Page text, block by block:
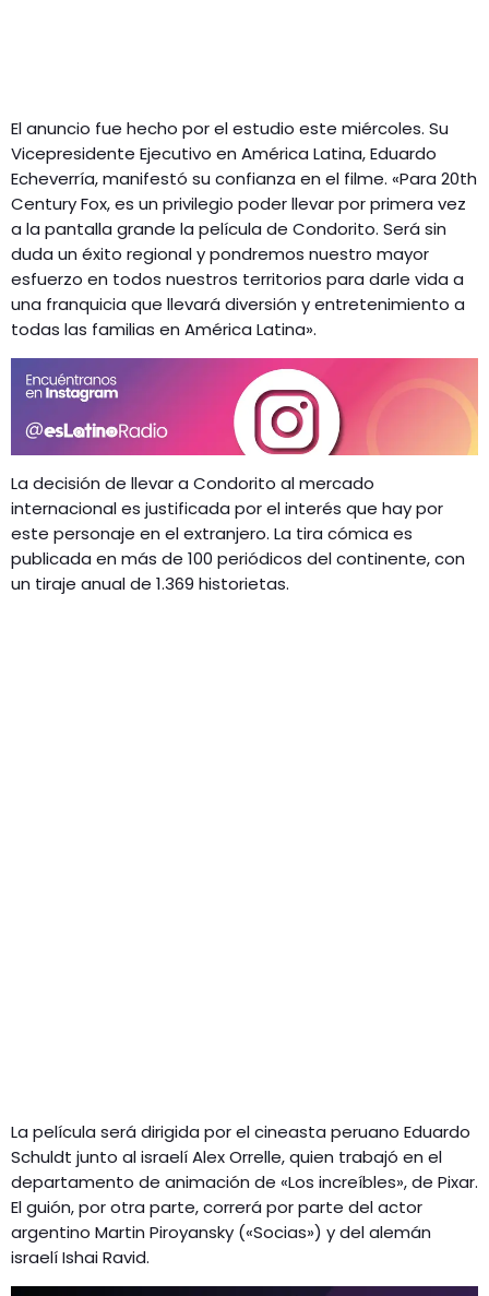
El anuncio fue hecho por el estudio este miércoles. Su
Vicepresidente Ejecutivo en América Latina, Eduardo
Echeverría, manifestó su confianza en el filme. «Para 20th
Century Fox, es un privilegio poder llevar por primera vez
a la pantalla grande la película de Condorito. Será sin
duda un éxito regional y pondremos nuestro mayor
esfuerzo en todos nuestros territorios para darle vida a
una franquicia que llevará diversión y entretenimiento a
todas las familias en América Latina».
La decisión de llevar a Condorito al mercado
internacional es justificada por el interés que hay por
este personaje en el extranjero. La tira cómica es
publicada en más de 100 periódicos del continente, con
un tiraje anual de 1.369 historietas.
La película será dirigida por el cineasta peruano Eduardo
Schuldt junto al israelí Alex Orrelle, quien trabajó en el
departamento de animación de «Los increíbles», de Pixar.
El guión, por otra parte, correrá por parte del actor
argentino Martin Piroyansky («Socias») y del alemán
israelí Ishai Ravid.